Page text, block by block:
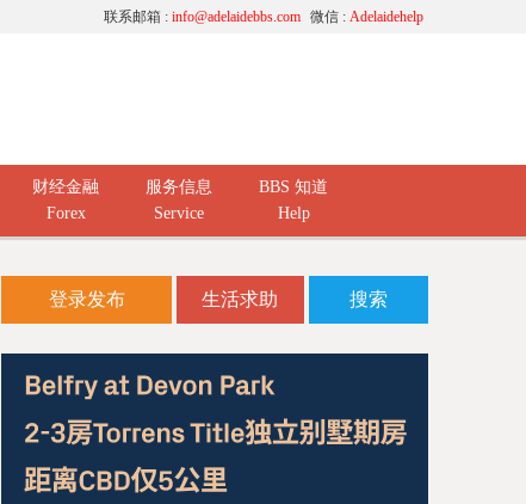
微信 : Adelaidehelp
联系邮箱 : info@adelaidebbs.com
财经金融
Forex
服务信息
Service
BBS 知道
Help
登录发布 生活求助 搜索